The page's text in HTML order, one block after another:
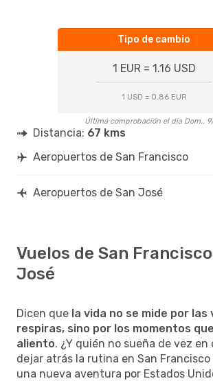
Tipo de cambio
1 EUR = 1.16 USD
1 USD = 0.86 EUR
Última comprobación el día Dom.,
Distancia: 67 kms
Aeropuertos de San Francisco
Aeropuertos de San José
Vuelos de San
José
Dicen que la vida no se mide por las
respiras, sino por los momentos
aliento. ¿Y quién no sueña de vez en
dejar atrás la rutina en San Francisco
una nueva aventura por Estados